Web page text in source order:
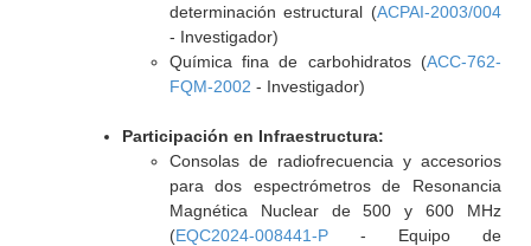
determinación estructural (ACPAI-2003/004
- Investigador)
Química fina de carbohidratos (ACC-762-
FQM-2002 - Investigador)
Participación en Infraestructura:
Consolas de radiofrecuencia y accesorios
para dos espectrómetros de Resonancia
Magnética Nuclear de 500 y 600 MHz
(EQC2024-008441-P- Equipo de